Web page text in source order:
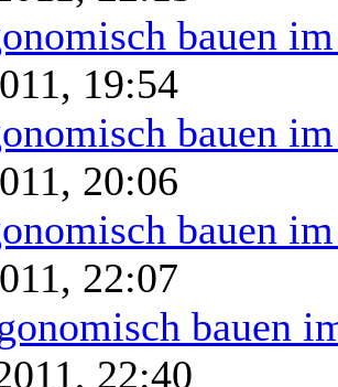
bauen
19:54
bauen
20:06
bauen
22:07
bauen
22:40